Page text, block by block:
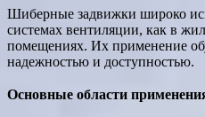
Шиберные задвижки широко
системах вентиляции, как в
помещениях. Их применение
надежностью и доступностью.
Основные области